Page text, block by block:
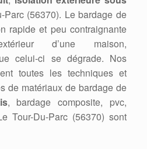
Parc (56370). Le bardage de
rapide et peu contraignante
d’une maison,
celui-ci se dégrade. Nos
toutes les techniques et
de matériaux de bardage de
, bardage composite, pvc,
Tour-Du-Parc (56370) sont